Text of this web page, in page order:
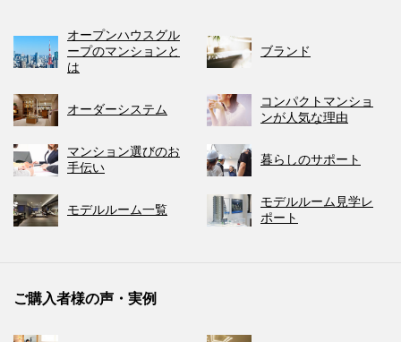
オープンハウスグル
ープのマンションと
は
ブランド
オーダーシステム
コンパクトマンショ
ンが人気な理由
マンション選びのお
手伝い
暮らしのサポート
モデルルーム一覧
モデルルーム見学レ
ポート
ご購入者様の声・実例